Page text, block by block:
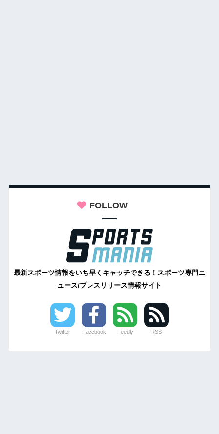
FOLLOW
最新スポーツ情報をいち早くキャッチできる！スポーツ専門ニ
ュース/プレスリリース情報サイト
Twitter Facebook Feedly RSS